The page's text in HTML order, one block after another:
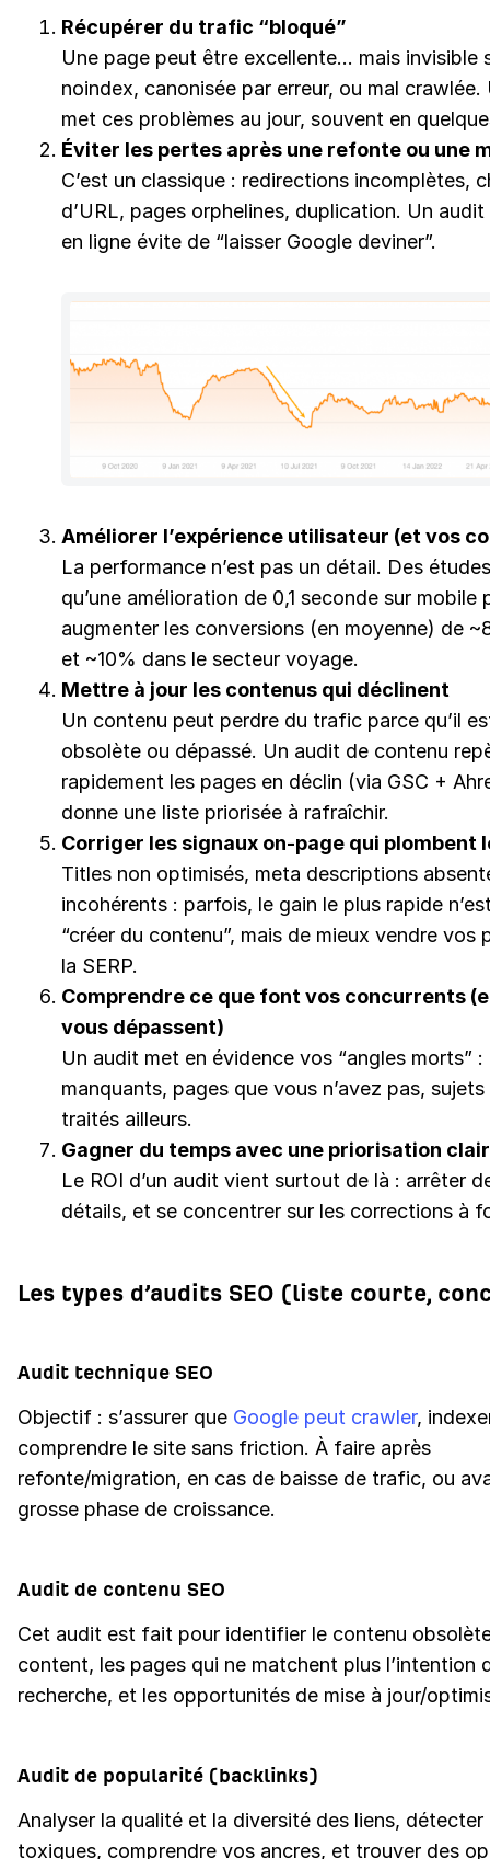
Récupérer du trafic “bloqué”
Une page peut être excellente… mais invisible
noindex, canonisée par erreur, ou mal crawlée.
met ces problèmes au jour, souvent en
Éviter les pertes après une refonte ou une
C’est un classique : redirections incomplètes,
d’URL, pages orphelines, duplication. Un
en ligne évite de “laisser Google deviner”.
Améliorer l’expérience utilisateur (et vos
La performance n’est pas un détail. Des
qu’une amélioration de 0,1 seconde sur mobile
augmenter les conversions (en moyenne) de
et ~10% dans le secteur voyage.
Mettre à jour les contenus qui déclinent
Un contenu peut perdre du trafic parce qu’il
obsolète ou dépassé. Un audit de contenu
rapidement les pages en déclin (via GSC +
donne une liste priorisée à rafraîchir.
Corriger les signaux on-page qui plombent
Titles non optimisés, meta descriptions
incohérents : parfois, le gain le plus rapide
“créer du contenu”, mais de mieux vendre vos
la SERP.
Comprendre ce que font vos concurrents
vous dépassent)
Un audit met en évidence vos “angles morts”
manquants, pages que vous n’avez pas, sujets
traités ailleurs.
Gagner du temps avec une priorisation
Le ROI d’un audit vient surtout de là : arrêter
détails, et se concentrer sur les corrections à
Les types d’audits SEO (liste courte,
Audit technique SEO
Objectif : s’assurer que Google peut crawler,
comprendre le site sans friction. À faire après
refonte/migration, en cas de baisse de trafic, ou
grosse phase de croissance.
Audit de contenu SEO
Cet audit est fait pour identifier le contenu
content, les pages qui ne matchent plus l’intention
recherche, et les opportunités de mise à jour/
Audit de popularité (backlinks)
Analyser la qualité et la diversité des liens, détecter
toxiques, comprendre vos ancres, et trouver des